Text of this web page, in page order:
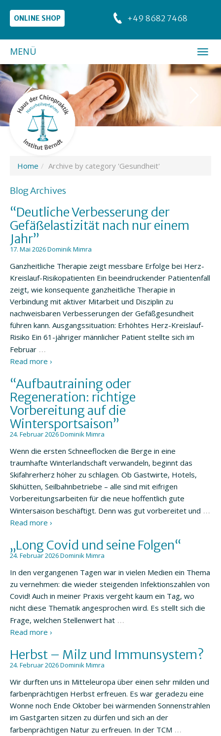
ONLINE SHOP +49 8682 7468
MENÜ
Home Archive by category 'Gesundheit'
Blog Archives
“Deutliche Verbesserung der
Gefäßelastizität nach nur einem
Jahr”
17. Mai 2026Dominik Mimra
Ganzheitliche Therapie zeigt messbare Erfolge bei Herz-
Kreislauf-Risikopatienten Ein beeindruckender Patientenfall
zeigt, wie konsequente ganzheitliche Therapie in
Verbindung mit aktiver Mitarbeit und Disziplin zu
nachweisbaren Verbesserungen der Gefäßgesundheit
führen kann. Ausgangssituation: Erhöhtes Herz-Kreislauf-
Risiko Ein 61-jähriger männlicher Patient stellte sich im
Februar …
Read more ›
“Aufbautraining oder
Regeneration: richtige
Vorbereitung auf die
Wintersportsaison”
24. Februar 2026Dominik Mimra
Wenn die ersten Schneeflocken die Berge in eine
traumhafte Winterlandschaft verwandeln, beginnt das
Skifahrerherz höher zu schlagen. Ob Gastwirte, Hotels,
Skihütten, Seilbahnbetriebe – alle sind mit eifrigen
Vorbereitungsarbeiten für die neue hoffentlich gute
Wintersaison beschäftigt. Denn was gut vorbereitet und …
Read more ›
„Long Covid und seine Folgen“
24. Februar 2026Dominik Mimra
In den vergangenen Tagen war in vielen Medien ein Thema
zu vernehmen: die wieder steigenden Infektionszahlen von
Covid! Auch in meiner Praxis vergeht kaum ein Tag, wo
nicht diese Thematik angesprochen wird. Es stellt sich die
Frage, welchen Stellenwert hat …
Read more ›
Herbst – Milz und Immunsystem?
24. Februar 2026Dominik Mimra
Wir durften uns in Mitteleuropa über einen sehr milden und
farbenprächtigen Herbst erfreuen. Es war geradezu eine
Wonne noch Ende Oktober bei wärmenden Sonnenstrahlen
im Gastgarten sitzen zu dürfen und sich an der
farbenprächtigen Natur zu erfreuen. In der TCM …